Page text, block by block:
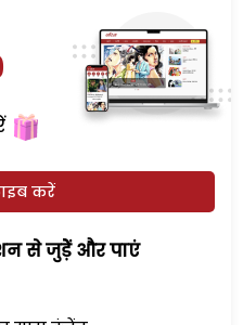
करें
से जुड़ेें और पाएं